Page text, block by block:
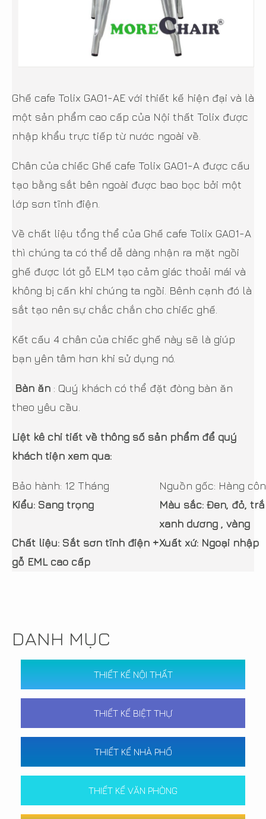
Ghế cafe Tolix GA01-AE với thiết kế hiện đại và là
một sản phẩm cao cấp của Nội thất Tolix được
nhập khẩu trực tiếp từ nước ngoài về.
Chân của chiếc Ghế cafe Tolix GA01-A được cấu
tạo bằng sắt bên ngoài được bao bọc bởi một
lớp sơn tĩnh điện.
Về chất liệu tổng thể của Ghế cafe Tolix GA01-A
thì chúng ta có thể dễ dàng nhận ra mặt ngồi
ghế được lót gỗ ELM tạo cảm giác thoải mái và
không bị cấn khi chúng ta ngồi. Bênh cạnh đó là
sắt tạo nên sự chắc chắn cho chiếc ghế.
Kết cấu 4 chân của chiếc ghế này sẽ là giúp
bạn yên tâm hơn khi sử dụng nó.
Bàn ăn : Quý khách có thể đặt đòng bàn ăn
theo yêu cầu.
Liệt kê chi tiết về thông số sản phẩm để quý
khách tiện xem qua:
Bảo hành: 12 Tháng
Nguồn gốc: Hàng
Kiểu: Sang trọng
Màu sắc: Đen, đỏ,
xanh dương , vàng
Chất liệu: Sắt sơn tĩnh điện +
gỗ EML cao cấp
Xuất xứ: Ngoại nhập
DANH MỤC
THIẾT KẾ NỘI THẤT
THIẾT KẾ BIỆT THỰ
THIẾT KẾ NHÀ PHỐ
THIẾT KẾ VĂN PHÒNG